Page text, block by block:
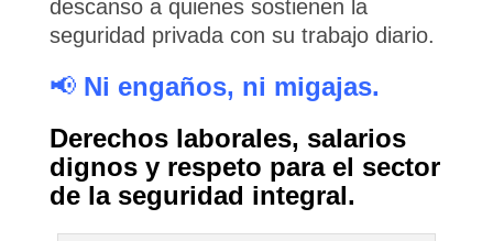
descanso a quienes sostienen la
seguridad privada con su trabajo diario.
📢 Ni engaños, ni migajas.
Derechos laborales, salarios
dignos y respeto para el sector
de la seguridad integral.